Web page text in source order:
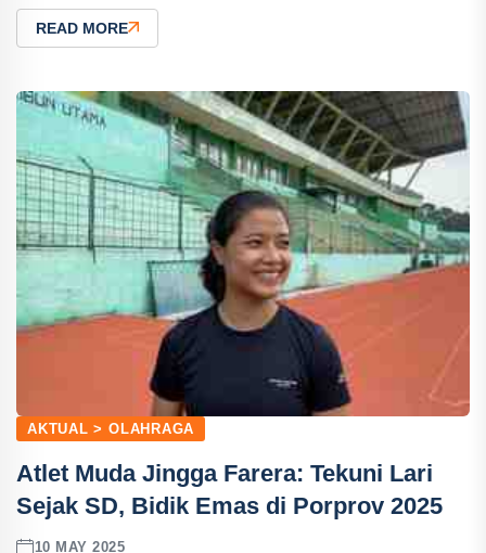
READ MORE
AKTUAL > OLAHRAGA
Atlet Muda Jingga Farera: Tekuni Lari
Sejak SD, Bidik Emas di Porprov 2025
10 MAY 2025